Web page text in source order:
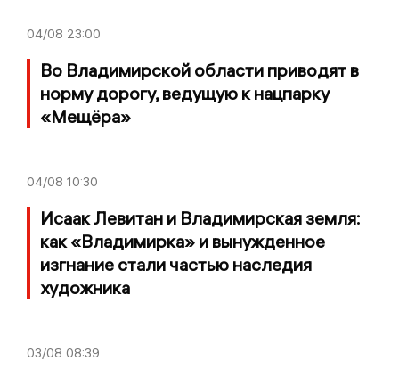
04/08 23:00
Во Владимирской области приводят в
норму дорогу, ведущую к нацпарку
«Мещёра»
04/08 10:30
Исаак Левитан и Владимирская земля:
как «Владимирка» и вынужденное
изгнание стали частью наследия
художника
03/08 08:39